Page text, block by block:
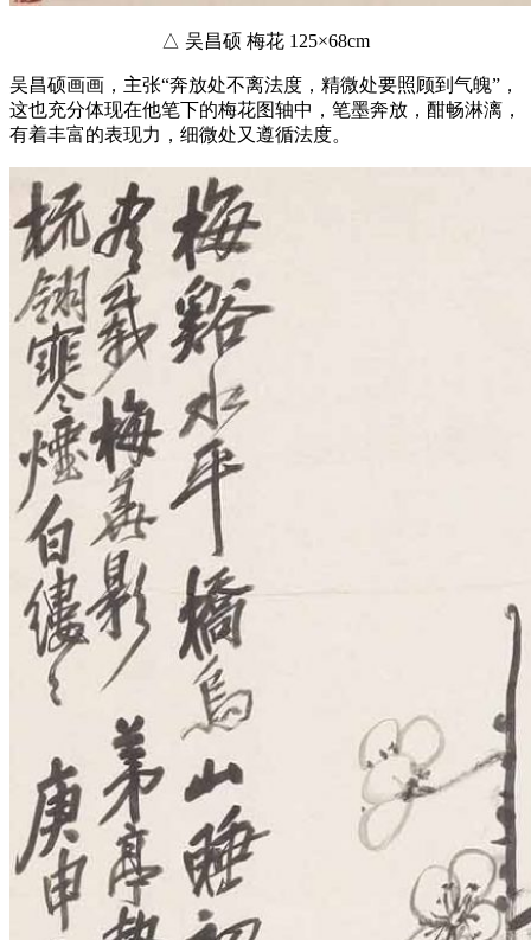
△ 吴昌硕 梅花 125×68cm
吴昌硕画画，主张“奔放处不离法度，精微处要照顾到气魄”，
这也充分体现在他笔下的梅花图轴中，笔墨奔放，酣畅淋漓，
有着丰富的表现力，细微处又遵循法度。